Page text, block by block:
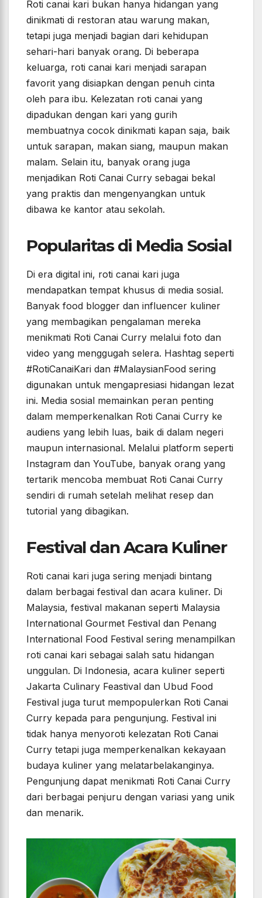
Roti canai kari bukan hanya hidangan yang
dinikmati di restoran atau warung makan,
tetapi juga menjadi bagian dari kehidupan
sehari-hari banyak orang. Di beberapa
keluarga, roti canai kari menjadi sarapan
favorit yang disiapkan dengan penuh cinta
oleh para ibu. Kelezatan roti canai yang
dipadukan dengan kari yang gurih
membuatnya cocok dinikmati kapan saja, baik
untuk sarapan, makan siang, maupun makan
malam. Selain itu, banyak orang juga
menjadikan Roti Canai Curry sebagai bekal
yang praktis dan mengenyangkan untuk
dibawa ke kantor atau sekolah.
Popularitas di Media Sosial
Di era digital ini, roti canai kari juga
mendapatkan tempat khusus di media sosial.
Banyak food blogger dan influencer kuliner
yang membagikan pengalaman mereka
menikmati Roti Canai Curry melalui foto dan
video yang menggugah selera. Hashtag seperti
#RotiCanaiKari dan #MalaysianFood sering
digunakan untuk mengapresiasi hidangan lezat
ini. Media sosial memainkan peran penting
dalam memperkenalkan Roti Canai Curry ke
audiens yang lebih luas, baik di dalam negeri
maupun internasional. Melalui platform seperti
Instagram dan YouTube, banyak orang yang
tertarik mencoba membuat Roti Canai Curry
sendiri di rumah setelah melihat resep dan
tutorial yang dibagikan.
Festival dan Acara Kuliner
Roti canai kari juga sering menjadi bintang
dalam berbagai festival dan acara kuliner. Di
Malaysia, festival makanan seperti Malaysia
International Gourmet Festival dan Penang
International Food Festival sering menampilkan
roti canai kari sebagai salah satu hidangan
unggulan. Di Indonesia, acara kuliner seperti
Jakarta Culinary Feastival dan Ubud Food
Festival juga turut mempopulerkan Roti Canai
Curry kepada para pengunjung. Festival ini
tidak hanya menyoroti kelezatan Roti Canai
Curry tetapi juga memperkenalkan kekayaan
budaya kuliner yang melatarbelakanginya.
Pengunjung dapat menikmati Roti Canai Curry
dari berbagai penjuru dengan variasi yang unik
dan menarik.